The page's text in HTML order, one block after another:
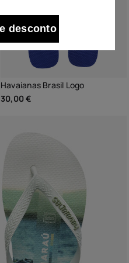
Havaianas Brasil Logo
30,00 €
desconto